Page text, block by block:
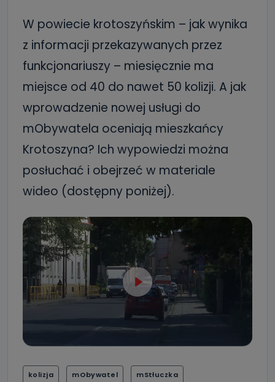
W powiecie krotoszyńskim – jak wynika
z informacji przekazywanych przez
funkcjonariuszy – miesięcznie ma
miejsce od 40 do nawet 50 kolizji. A jak
wprowadzenie nowej usługi do
mObywatela oceniają mieszkańcy
Krotoszyna? Ich wypowiedzi można
posłuchać i obejrzeć w materiale
wideo (dostępny poniżej).
kolizja mObywatel mStłuczka